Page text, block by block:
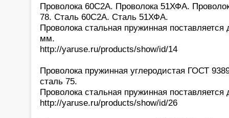
Проволока 60С2А. Проволока 51ХФА.
78. Сталь 60С2А. Сталь 51ХФА.
Проволока стальная пружинная
мм.
http://yaruse.ru/products/show/id/14
Проволока пружинная углеродистая ГОСТ
сталь 75.
Проволока стальная пружинная
http://yaruse.ru/products/show/id/26